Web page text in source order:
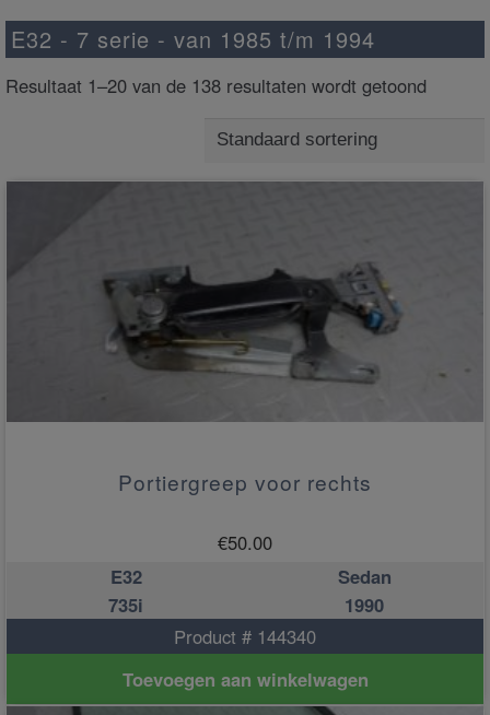
E32 - 7 serie - van 1985 t/m 1994
Resultaat 1–20 van de 138 resultaten wordt getoond
Portiergreep voor rechts
€50.00
E32
Sedan
735i
1990
Product # 144340
Toevoegen aan winkelwagen